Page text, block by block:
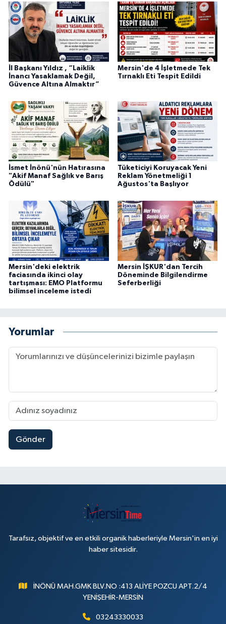
İl Başkanı Yıldız , “Laiklik
İnancı Yasaklamak Değil,
Güvence Altına Almaktır”
Mersin'de 4 İşletmede Tek
Tırnaklı Eti Tespit Edildi
İsmet İnönü'nün Hatırasına
"Akif Manaf Sağlık ve Barış
Ödülü"
Tüketiciyi Koruyacak Yeni
Reklam Yönetmeliği 1
Ağustos'ta Başlıyor
Mersin'deki elektrik
faciasında ikinci olay
tartışması: EMO Platformu
bilimsel inceleme istedi
Mersin İŞKUR'dan Tercih
Döneminde Bilgilendirme
Seferberliği
Yorumlar
Gönder
Tarafsız, objektif ve en etkili organik haberleriyle Mersin'in en iyi
haber sitesidir.
İNÖNÜ MAH.GMK BLV.NO :413 ALİYE POZCU APT.2/4
YENİŞEHİR-MERSİN
03243330033